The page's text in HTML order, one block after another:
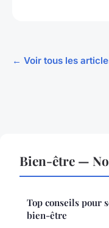
← Voir tous les
Bien-être —
Top conseils pour
bien-être